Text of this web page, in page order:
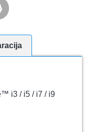
i3 / i5 / i7 / i9